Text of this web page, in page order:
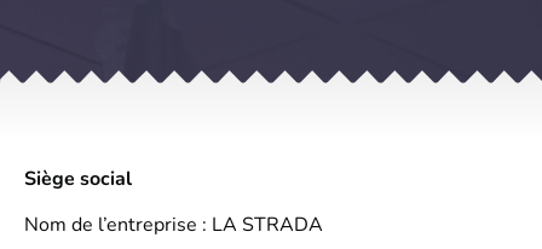
Siège social
Nom de l’entreprise : LA STRADA